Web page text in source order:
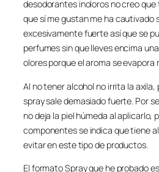
desodorantes inoloros no creo que
que sí me gustan me ha cautivado
excesivamente fuerte así que se
perfumes sin que lleves encima
olores porque el aroma se
Al no tener alcohol no irrita la axila,
spray sale demasiado fuerte. Por
no deja la piel húmeda al aplicarlo,
componentes se indica que tiene
evitar en este tipo de productos.
El formato Spray que he probado